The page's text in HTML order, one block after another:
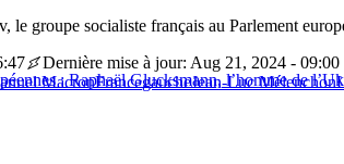
le groupe socialiste français au Parlement
: Raphaël Glucksmann, l’homme de
Dernière mise à jour: Aug 21, 2024 - 09:00
MacronFrancegaucheJean-Luc Mélenchon